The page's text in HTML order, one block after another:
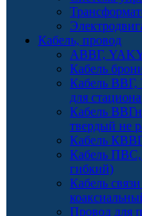
Кабель, провод
АВВГ, YAKY
Кабель
Кабель
для
Кабель
твердый не
Кабель
Кабель ПВС,
гибкий)
Кабель
Провод для